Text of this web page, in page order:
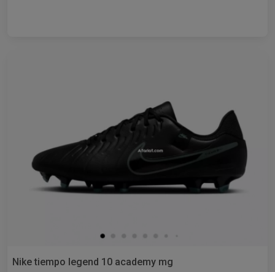
Nike tiempo legend 10 academy mg